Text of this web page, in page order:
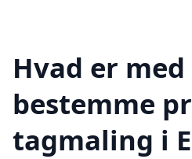
Hvad er
bestemme
tagmaling i